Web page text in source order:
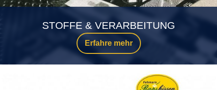
Erfahre mehr
STOFFE & VERARBEITUNG